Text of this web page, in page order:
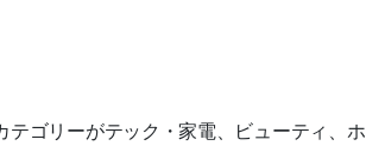
ゴリーがテック・家電、ビューティ、ホ